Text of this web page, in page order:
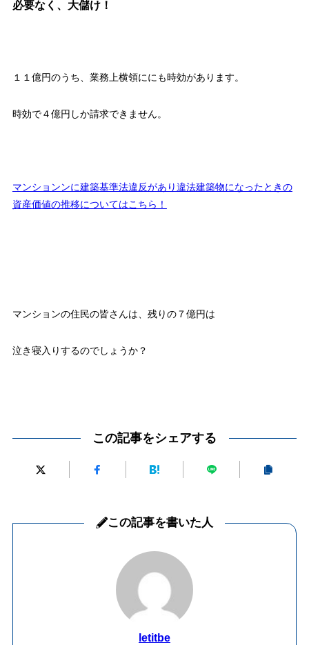
必要なく、大儲け！
１１億円のうち、業務上横領ににも時効があります。
時効で４億円しか請求できません。
マンションンに建築基準法違反があり違法建築物になったときの
資産価値の推移についてはこちら！
マンションの住民の皆さんは、残りの７億円は
泣き寝入りするのでしょうか？
この記事をシェアする
この記事を書いた人
letitbe